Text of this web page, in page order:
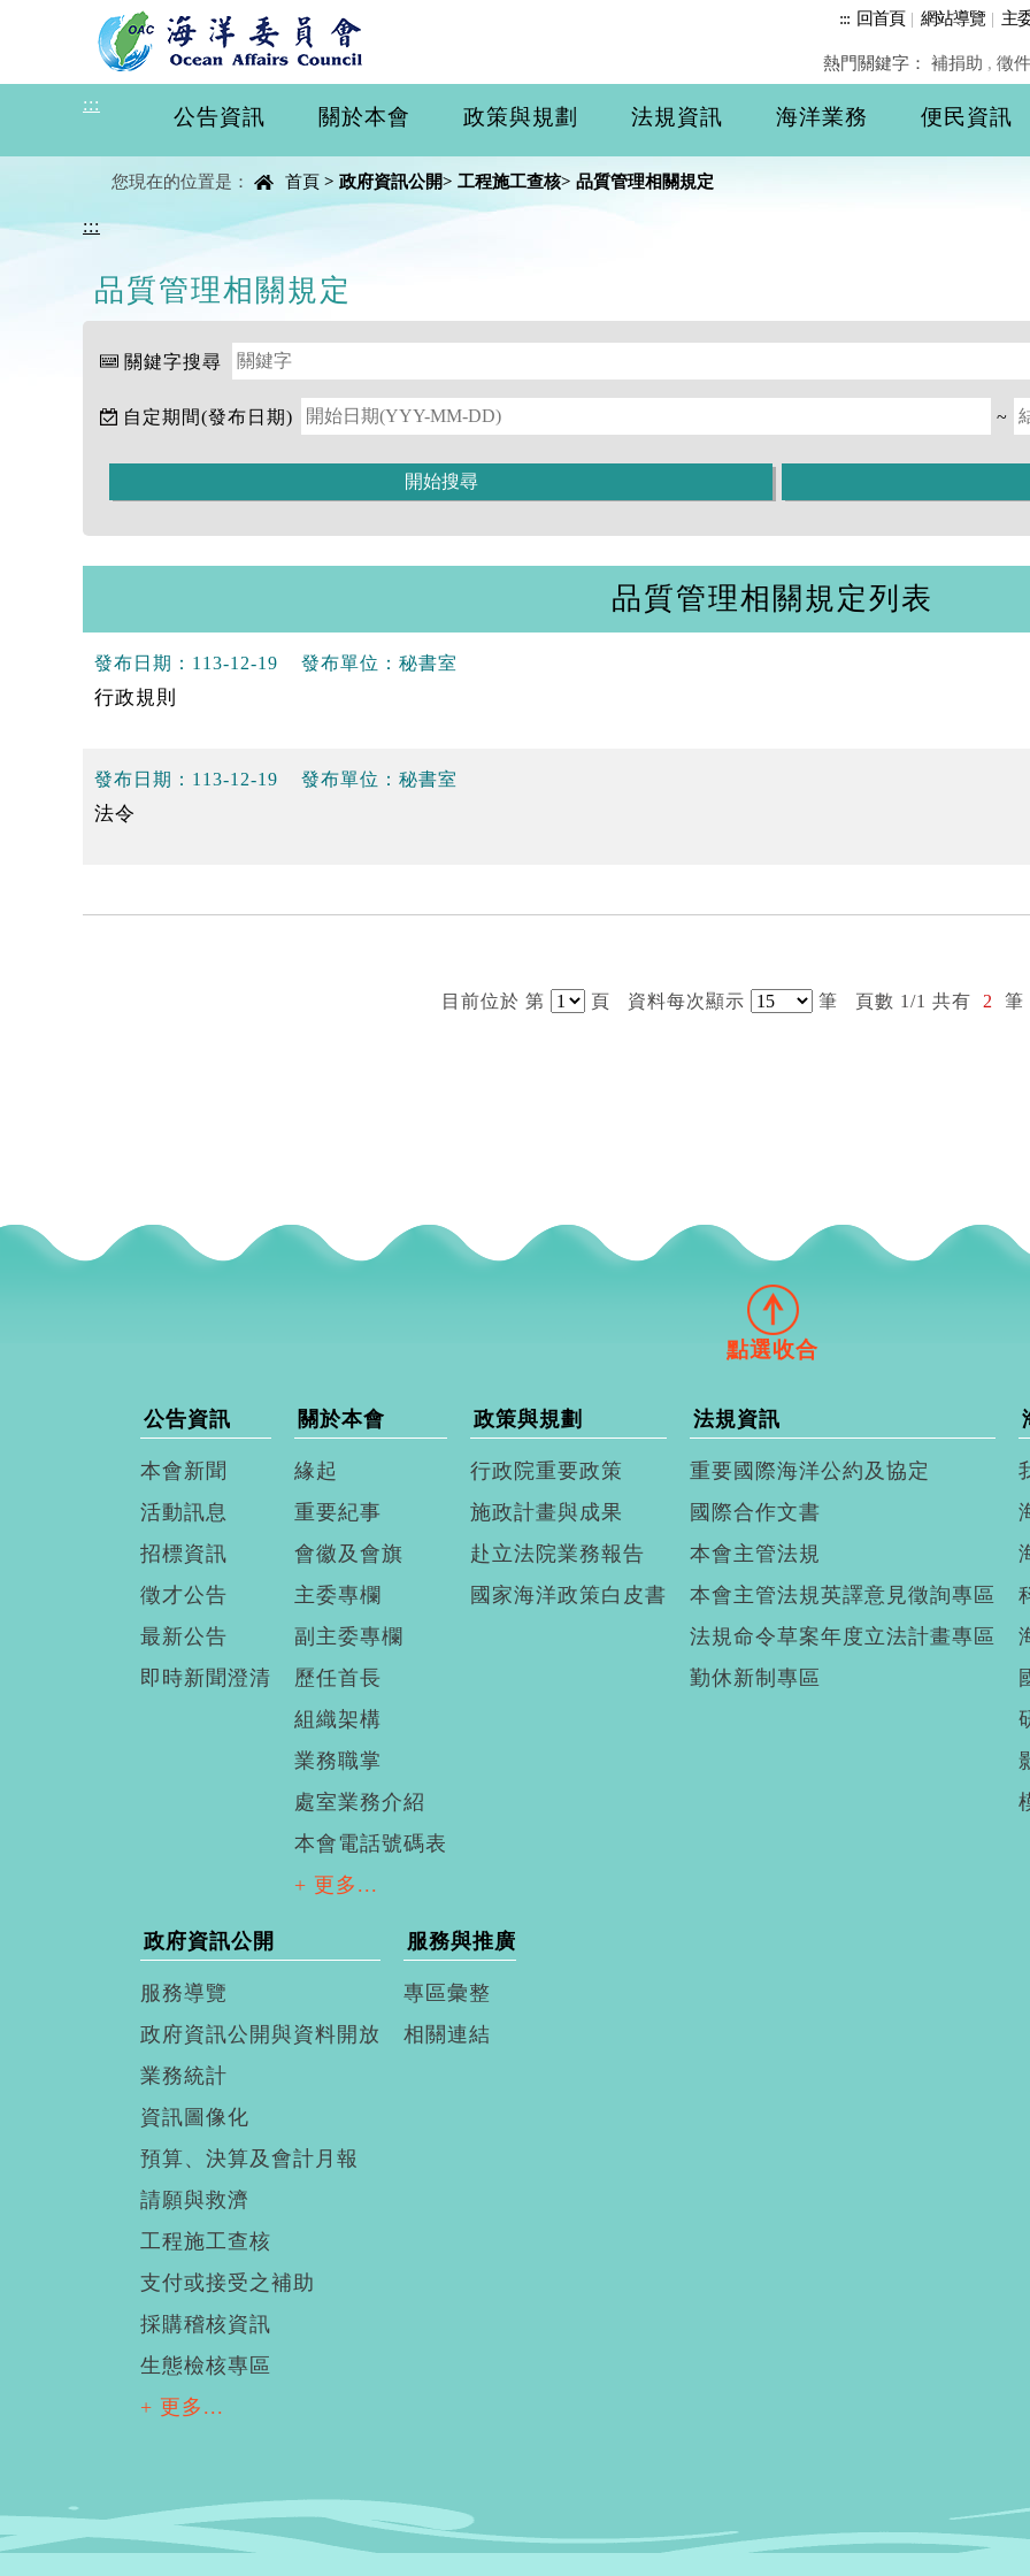
進入內容區塊 ::: 回首頁| 網站導覽 | 主
熱門關鍵字： 補捐助 , 徵件
:::
公告資訊 關於本會 政策與規劃 法規資訊 海洋業務 便民資訊
您現在的位置是： 首頁 > 政府資訊公開> 工程施工查核> 品質管理相關規定
:::
品質管理相關規定
中央內容區塊
關鍵字搜尋
自定期間(發布日期) ~
品質管理相關規定列表
發布日期： 113-12-19 發布單位： 秘書室
行政規則
發布日期： 113-12-19 發布單位： 秘書室
法令
目前位於 第 頁 資料每次顯示 筆 頁數 1/1 共有 2 筆
公告資訊
本會新聞
活動訊息
招標資訊
徵才公告
最新公告
即時新聞澄清
關於本會
緣起
重要紀事
會徽及會旗
主委專欄
副主委專欄
歷任首長
組織架構
業務職掌
處室業務介紹
本會電話號碼表
+ 更多...
政策與規劃
行政院重要政策
施政計畫與成果
赴立法院業務報告
國家海洋政策白皮書
法規資訊
重要國際海洋公約及協定
國際合作文書
本會主管法規
本會主管法規英譯意見徵詢專區
法規命令草案年度立法計畫專區
勤休新制專區
政府資訊公開
服務導覽
政府資訊公開與資料開放
業務統計
資訊圖像化
預算、決算及會計月報
請願與救濟
工程施工查核
支付或接受之補助
採購稽核資訊
生態檢核專區
+ 更多...
服務與推廣
專區彙整
相關連結